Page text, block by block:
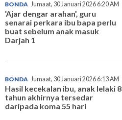
BONDA Jumaat, 30 Januari 2026 6:20 AM
'Ajar dengar arahan', guru
senarai perkara ibu bapa perlu
buat sebelum anak masuk
Darjah 1
BONDA Jumaat, 30 Januari 2026 6:13 AM
Hasil kecekalan ibu, anak lelaki 8
tahun akhirnya tersedar
daripada koma 55 hari